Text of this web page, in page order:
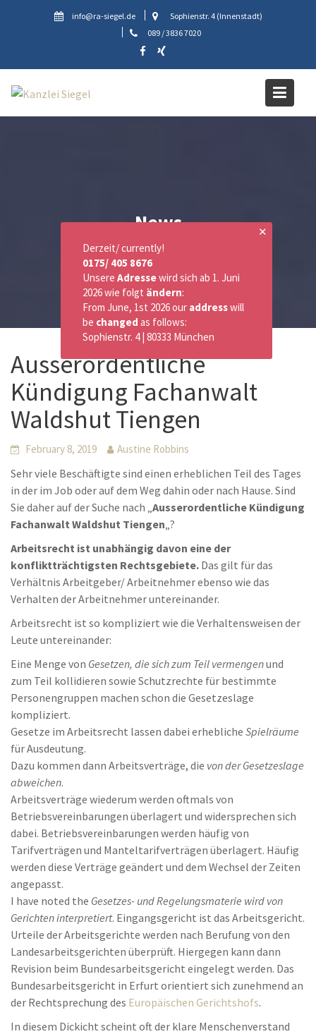
info@ra-siegel.de
Sophienstr. 4 (Innenstadt)
089 / 3836 7020
News
Ausserordentliche
Kündigung Fachanwalt
Waldshut Tiengen
February 8, 2019 Austine Robbins
Sehr viele Beschäftigte sind einen erheblichen Teil des Tages
in der im Job oder auf dem Weg dahin oder nach Hause. Sind
Sie daher auf der Suche nach „Ausserordentliche Kündigung
Fachanwalt Waldshut Tiengen„?
Arbeitsrecht ist unabhängig davon eine der
konfliktträchtigsten Rechtsgebiete. Das gilt für das
Verhältnis Arbeitgeber/ Arbeitnehmer ebenso wie das
Verhalten der Arbeitnehmer untereinander.
Arbeitsrecht ist so kompliziert wie die Verhaltensweisen der
Leute untereinander:
Eine Menge von Gesetzen, die sich zum Teil vermengenund
zum Teil kollidieren sowie Schutzrechte für bestimmte
Personengruppen machen schon die Gesetzeslage
kompliziert.
Gesetze im Arbeitsrecht lassen dabei erhebliche Spielräume
für Ausdeutung.
Dazu kommen dann Arbeitsverträge, die von der Gesetzeslage
abweichen.
Arbeitsverträge wiederum werden oftmals von
Betriebsvereinbarungen überlagert und widersprechen sich
dabei. Betriebsvereinbarungen werden häufig von
Tarifverträgen und Manteltarifverträgen überlagert. Häufig
werden diese Verträge geändert und dem Wechsel der Zeiten
angepasst.
I have noted the Gesetzes- und Regelungsmaterie wird von
Gerichten interpretiert. Eingangsgericht ist das Arbeitsgericht.
Urteile der Arbeitsgerichte werden nach Berufung von den
Landesarbeitsgerichten überprüft. Hiergegen kann dann
Revision beim Bundesarbeitsgericht eingelegt werden. Das
Bundesarbeitsgericht in Erfurt orientiert sich zunehmend an
der Rechtsprechung des Europäischen Gerichtshofs.
In diesem Dickicht scheint oft der klare Menschenverstand
✕
Derzeit/ currently!
0175/ 405 8676
Unsere Adressewird sich ab 1. Juni
2026 wie folgt ändern:
From June, 1st 2026 our addresswill
be changed as follows:
Sophienstr. 4 | 80333 München